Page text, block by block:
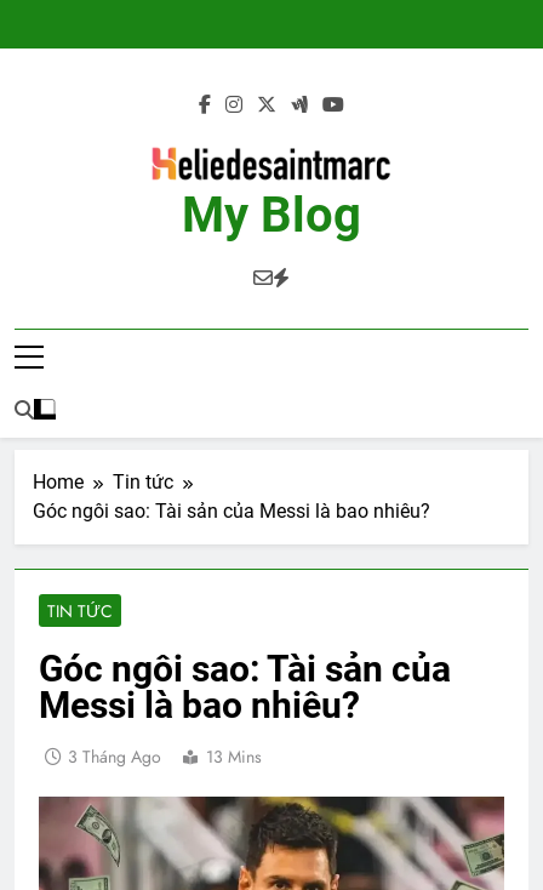
My Blog
Home
Tin tức
Góc ngôi sao: Tài sản của Messi là bao nhiêu?
TIN TỨC
Góc ngôi sao: Tài sản của
Messi là bao nhiêu?
3 Tháng Ago 13 Mins